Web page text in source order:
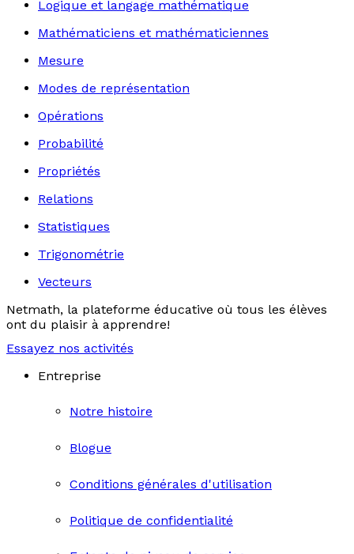
Logique et langage mathématique
Mathématiciens et mathématiciennes
Mesure
Modes de représentation
Opérations
Probabilité
Propriétés
Relations
Statistiques
Trigonométrie
Vecteurs
Netmath, la plateforme éducative où tous les élèves
ont du plaisir à apprendre!
Essayez nos activités
Entreprise
Notre histoire
Blogue
Conditions générales d'utilisation
Politique de confidentialité